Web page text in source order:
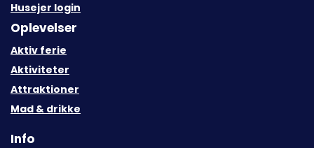
Husejer login
Oplevelser
Aktiv ferie
Aktiviteter
Attraktioner
Mad & drikke
Info